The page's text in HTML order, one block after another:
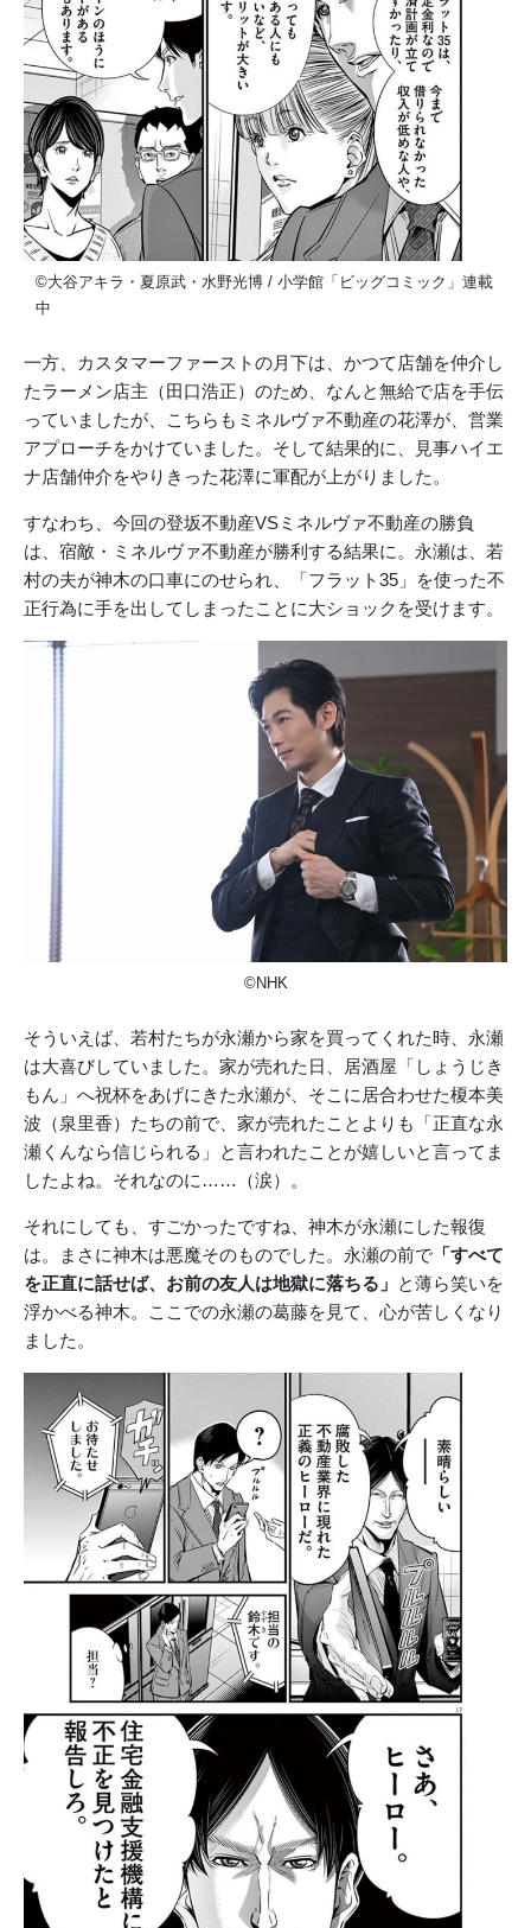
©大谷アキラ・夏原武・水野光博 / 小学館「ビッグコミック」連載
中
一方、カスタマーファーストの月下は、かつて店舗を仲介し
たラーメン店主（田口浩正）のため、なんと無給で店を手伝
っていましたが、こちらもミネルヴァ不動産の花澤が、営業
アプローチをかけていました。そして結果的に、見事ハイエ
ナ店舗仲介をやりきった花澤に軍配が上がりました。
すなわち、今回の登坂不動産VSミネルヴァ不動産の勝負
は、宿敵・ミネルヴァ不動産が勝利する結果に。永瀬は、若
村の夫が神木の口車にのせられ、「フラット35」を使った不
正行為に手を出してしまったことに大ショックを受けます。
©NHK
そういえば、若村たちが永瀬から家を買ってくれた時、永瀬
は大喜びしていました。家が売れた日、居酒屋「しょうじき
もん」へ祝杯をあげにきた永瀬が、そこに居合わせた榎本美
波（泉里香）たちの前で、家が売れたことよりも「正直な永
瀬くんなら信じられる」と言われたことが嬉しいと言ってま
したよね。それなのに……（涙）。
それにしても、すごかったですね、神木が永瀬にした報復
は。まさに神木は悪魔そのものでした。永瀬の前で 「すべて
を正直に話せば、お前の友人は地獄に落ちる」 と薄ら笑いを
浮かべる神木。ここでの永瀬の葛藤を見て、心が苦しくなり
ました。